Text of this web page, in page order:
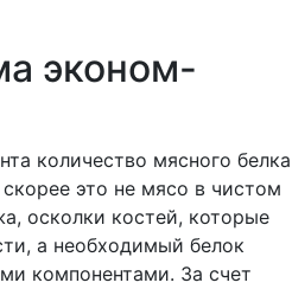
эконом-
количество мясного белка
это не мясо в чистом
осколки костей, которые
а необходимый белок
компонентами. За счет